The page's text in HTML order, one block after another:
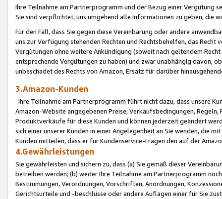
Ihre Teilnahme am Partnerprogramm und der Bezug einer Vergütung
Sie sind verpflichtet, uns umgehend alle Informationen zu geben, die
Für den Fall, dass Sie gegen diese Vereinbarung oder andere
uns zur Verfügung stehenden Rechten und Rechtsbehelfen, das
Vergütungen ohne weitere Ankündigung (soweit nach geltendem
entsprechende Vergütungen zu haben) und zwar unabhängig davon,
unbeschadet des Rechts von Amazon, Ersatz für darüber
3.Amazon-Kunden
Ihre Teilnahme am Partnerprogramm führt nicht dazu, dass unsere
Amazon-Website angegebenen Preise, Verkaufsbedingungen,
Produktverkäufe für diese Kunden und können jederzeit geändert
sich einer unserer Kunden in einer Angelegenheit an Sie wenden, die
Kunden mitteilen, dass er für Kundenservice-Fragen den auf der
4.Gewährleistungen
Sie gewährleisten und sichern zu, dass (a) Sie gemäß dieser
betreiben werden; (b) weder Ihre Teilnahme am Partnerprogramm
Bestimmungen, Verordnungen, Vorschriften, Anordnungen,
Gerichtsurteile und -beschlüsse oder andere Auflagen einer für Sie